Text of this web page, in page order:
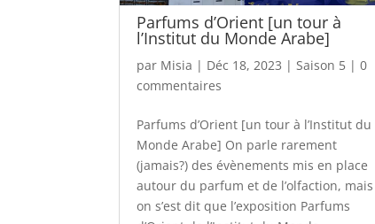
Parfums d’Orient [un tour à
l’Institut du Monde Arabe]
par Misia | Déc 18, 2023 |Saison 5 |0
commentaires
Parfums d’Orient [un tour à l’Institut du
Monde Arabe] On parle rarement
(jamais?) des évènements mis en place
autour du parfum et de l’olfaction, mais
on s’est dit que l’exposition Parfums